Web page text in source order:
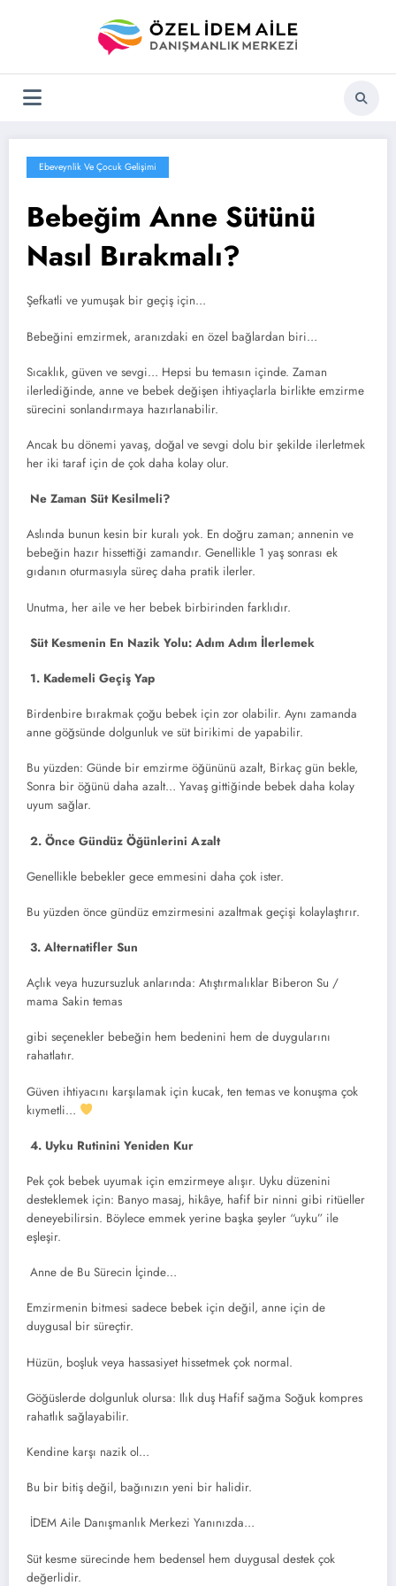
Ebeveynlik Ve Çocuk Gelişimi
Bebeğim Anne Sütünü
Nasıl Bırakmalı?
Şefkatli ve yumuşak bir geçiş için…
Bebeğini emzirmek, aranızdaki en özel bağlardan biri…
Sıcaklık, güven ve sevgi… Hepsi bu temasın içinde. Zaman
ilerlediğinde, anne ve bebek değişen ihtiyaçlarla birlikte emzirme
sürecini sonlandırmaya hazırlanabilir.
Ancak bu dönemi yavaş, doğal ve sevgi dolu bir şekilde ilerletmek
her iki taraf için de çok daha kolay olur.
Ne Zaman Süt Kesilmeli?
Aslında bunun kesin bir kuralı yok. En doğru zaman; annenin ve
bebeğin hazır hissettiği zamandır. Genellikle 1 yaş sonrası ek
gıdanın oturmasıyla süreç daha pratik ilerler.
Unutma, her aile ve her bebek birbirinden farklıdır.
Süt Kesmenin En Nazik Yolu: Adım Adım İlerlemek
1. Kademeli Geçiş Yap
Birdenbire bırakmak çoğu bebek için zor olabilir. Aynı zamanda
anne göğsünde dolgunluk ve süt birikimi de yapabilir.
Bu yüzden: Günde bir emzirme öğününü azalt, Birkaç gün bekle,
Sonra bir öğünü daha azalt… Yavaş gittiğinde bebek daha kolay
uyum sağlar.
2. Önce Gündüz Öğünlerini Azalt
Genellikle bebekler gece emmesini daha çok ister.
Bu yüzden önce gündüz emzirmesini azaltmak geçişi kolaylaştırır.
3. Alternatifler Sun
Açlık veya huzursuzluk anlarında: Atıştırmalıklar Biberon Su /
mama Sakin temas
gibi seçenekler bebeğin hem bedenini hem de duygularını
rahatlatır.
Güven ihtiyacını karşılamak için kucak, ten temas ve konuşma çok
kıymetli…
4. Uyku Rutinini Yeniden Kur
Pek çok bebek uyumak için emzirmeye alışır. Uyku düzenini
desteklemek için: Banyo masaj, hikâye, hafif bir ninni gibi ritüeller
deneyebilirsin. Böylece emmek yerine başka şeyler “uyku” ile
eşleşir.
Anne de Bu Sürecin İçinde…
Emzirmenin bitmesi sadece bebek için değil, anne için de
duygusal bir süreçtir.
Hüzün, boşluk veya hassasiyet hissetmek çok normal.
Göğüslerde dolgunluk olursa: Ilık duş Hafif sağma Soğuk kompres
rahatlık sağlayabilir.
Kendine karşı nazik ol…
Bu bir bitiş değil, bağınızın yeni bir halidir.
İDEM Aile Danışmanlık Merkezi Yanınızda…
Süt kesme sürecinde hem bedensel hem duygusal destek çok
değerlidir.